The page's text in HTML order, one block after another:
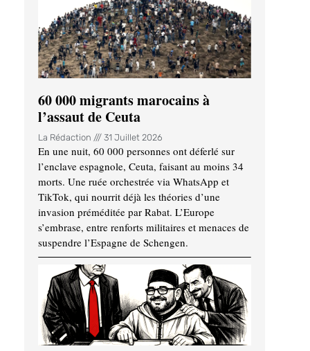
60 000 migrants marocains à
l’assaut de Ceuta
La Rédaction 31 Juillet 2026
En une nuit, 60 000 personnes ont déferlé sur
l’enclave espagnole, Ceuta, faisant au moins 34
morts. Une ruée orchestrée via WhatsApp et
TikTok, qui nourrit déjà les théories d’une
invasion préméditée par Rabat. L’Europe
s’embrase, entre renforts militaires et menaces de
suspendre l’Espagne de Schengen.